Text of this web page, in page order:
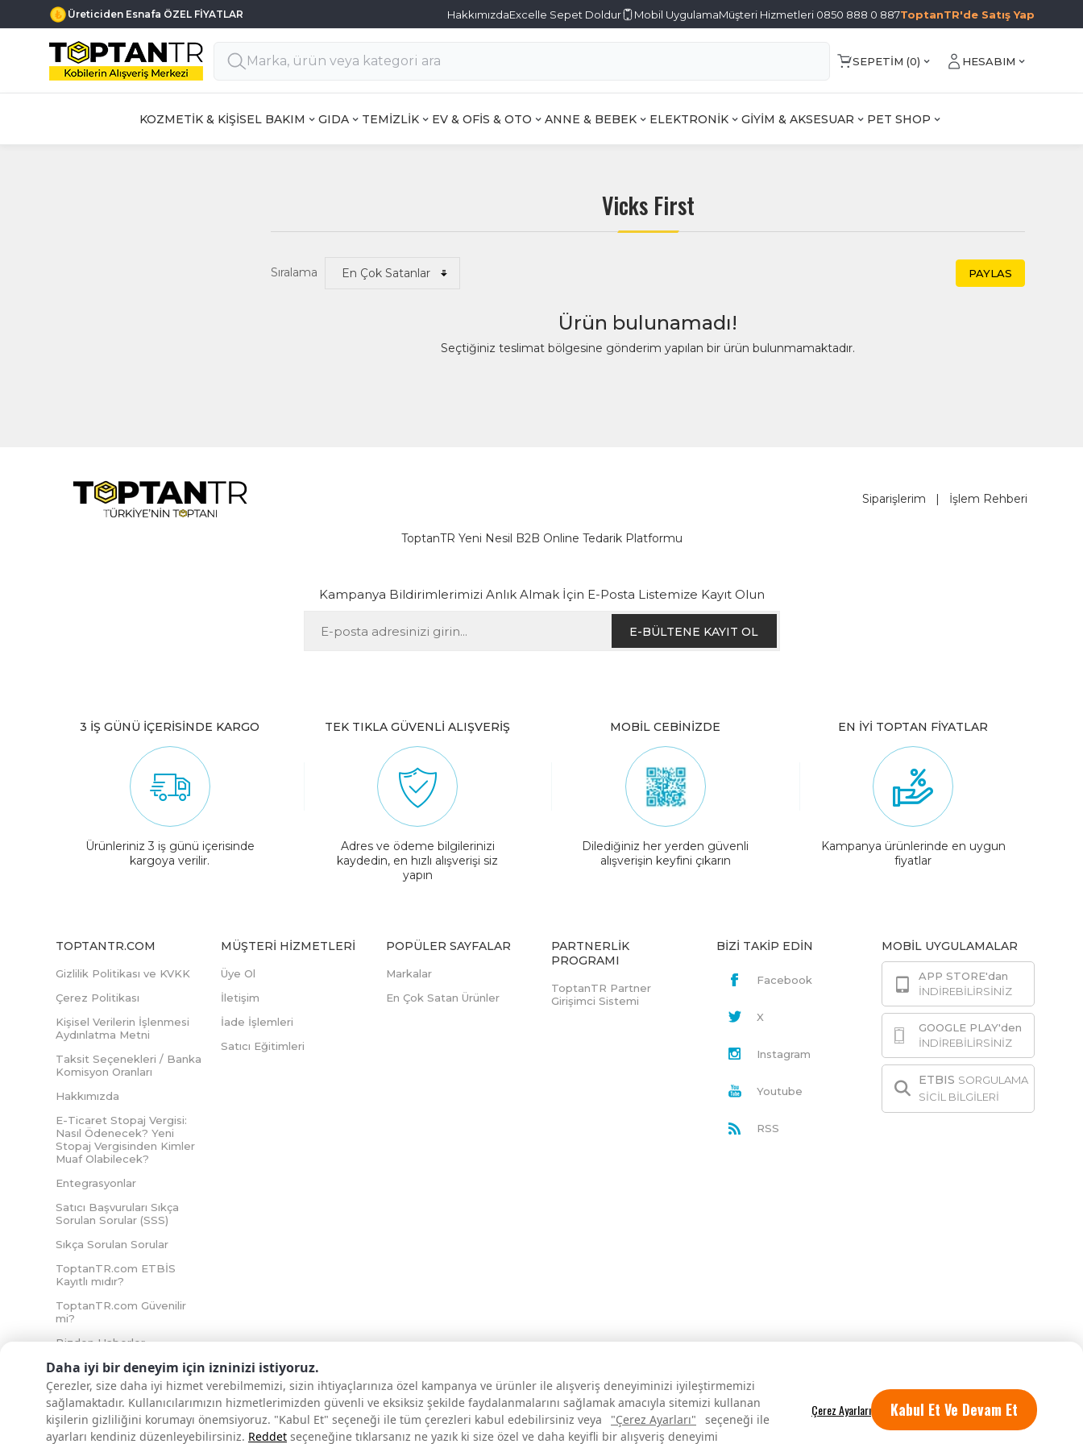
Daha iyi bir deneyim için izninizi istiyoruz.
Çerezler, size daha iyi hizmet verebilmemizi, sizin ihtiyaçlarınıza özel kampanya ve ürünler ile alışveriş deneyiminizi iyileştirmemizi
sağlamaktadır. Kullanıcılarımızın hizmetlerimizden güvenli ve eksiksiz şekilde faydalanmalarını sağlamak amacıyla sitemizi kullanan
kişilerin gizliliğini korumayı önemsiyoruz. "Kabul Et" seçeneği ile tüm çerezleri kabul edebilirsiniz veya
"Çerez Ayarları"
seçeneği ile
ayarları kendiniz düzenleyebilirsiniz. Reddet seçeneğine tıklarsanız ne yazık ki size özel ve daha keyifli bir alışveriş deneyimi
Kabul Et Ve Devam Et
Üreticiden Esnafa ÖZEL FİYATLAR HakkımızdaExcelle Sepet Doldur Mobil UygulamaMüşteri Hizmetleri 0850 888 0 887ToptanTR'de Satış Yap
SEPETIM (0) HESABIM
KOZMETİK & KİŞİSEL BAKIM GIDA TEMİZLİK EV & OFİS & OTO ANNE & BEBEK ELEKTRONİK GİYİM & AKSESUAR PET SHOP
Vicks First
Sıralama PAYLAS
Ürün bulunamadı!
Seçtiğiniz teslimat bölgesine gönderim yapılan bir ürün bulunmamaktadır.
Siparişlerim İşlem Rehberi
ToptanTR Yeni Nesil B2B Online Tedarik Platformu
Kampanya Bildirimlerimizi Anlık Almak İçin E-Posta Listemize Kayıt Olun
E-BÜLTENE KAYIT OL
3 İŞ GÜNÜ İÇERİSİNDE KARGO
Ürünleriniz 3 iş günü içerisinde
kargoya verilir.
TEK TIKLA GÜVENLİ ALIŞVERİŞ
Adres ve ödeme bilgilerinizi
kaydedin, en hızlı alışverişi siz
yapın
MOBİL CEBİNİZDE
Dilediğiniz her yerden güvenli
alışverişin keyfini çıkarın
EN İYİ TOPTAN FİYATLAR
Kampanya ürünlerinde en uygun
fiyatlar
TOPTANTR.COM
Gizlilik Politikası ve KVKK
Çerez Politikası
Kişisel Verilerin İşlenmesi
Aydınlatma Metni
Taksit Seçenekleri / Banka
Komisyon Oranları
Hakkımızda
E-Ticaret Stopaj Vergisi:
Nasıl Ödenecek? Yeni
Stopaj Vergisinden Kimler
Muaf Olabilecek?
Entegrasyonlar
Satıcı Başvuruları Sıkça
Sorulan Sorular (SSS)
Sıkça Sorulan Sorular
ToptanTR.com ETBİS
Kayıtlı mıdır?
ToptanTR.com Güvenilir
mi?
Bizden Haberler
MÜŞTERI HIZMETLERI
Üye Ol
İletişim
İade İşlemleri
Satıcı Eğitimleri
POPÜLER SAYFALAR
Markalar
En Çok Satan Ürünler
PARTNERLIK
PROGRAMI
ToptanTR Partner
Girişimci Sistemi
BİZİ TAKİP EDİN
Facebook
X
Instagram
Youtube
RSS
MOBİL UYGULAMALAR
APP STORE'dan
İNDİREBİLİRSİNİZ
GOOGLE PLAY'den
İNDİREBİLİRSİNİZ
ETBIS SORGULAMA
SİCİL BİLGİLERİ
İNTERNETTE GÜVENLİ ALIŞVERİŞ
Tüm hakları saklıdır.